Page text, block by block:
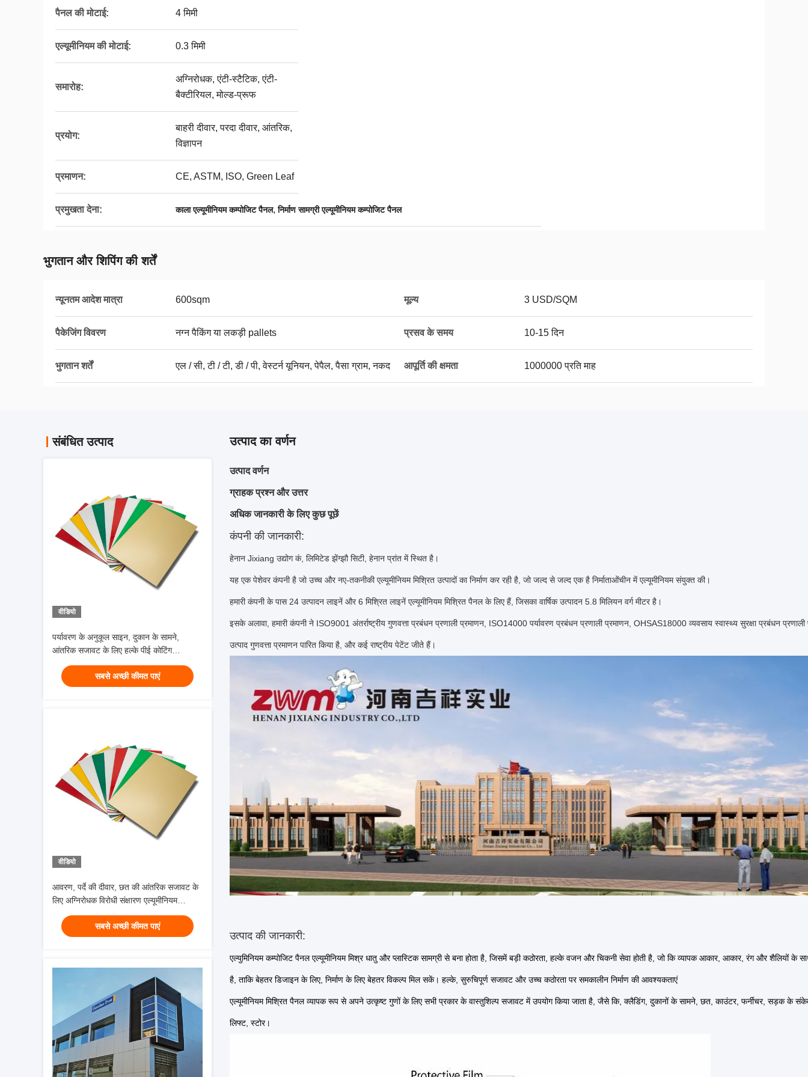
पैनल की मोटाई: 4 मिमी
एल्यूमीनियम की मोटाई: 0.3 मिमी
समारोह:
अग्निरोधक, एंटी-स्टैटिक, एंटी-
बैक्टीरियल, मोल्ड-प्रूफ
प्रयोग:
बाहरी दीवार, परदा दीवार, आंतरिक,
विज्ञापन
प्रमाणन: CE, ASTM, ISO, Green Leaf
प्रमुखता देना: काला एल्यूमीनियम कम्पोजिट पैनल,निर्माण सामग्री एल्यूमीनियम कम्पोजिट पैनल
भुगतान और शिपिंग की शर्तें
न्यूनतम आदेश मात्रा 600sqm मूल्य 3 USD/SQM
पैकेजिंग विवरण नग्न पैकिंग या लकड़ी pallets प्रसव के समय 10-15 दिन
भुगतान शर्तें एल / सी, टी / टी, डी / पी, वेस्टर्न यूनियन, पेपैल, पैसा ग्राम, नकद आपूर्ति की क्षमता 1000000 प्रति माह
संबंधित उत्पाद
वीडियो
पर्यावरण के अनुकूल साइन, दुकान के सामने,
आंतरिक सजावट के लिए हल्के पीई कोटिंग
एल्यूमीनियम कम्पोजिट पैनल
सबसे अच्छी कीमत पाएं
वीडियो
आवरण, पर्दे की दीवार, छत की आंतरिक सजावट के
लिए अग्निरोधक विरोधी संक्षारण एल्यूमीनियम
कम्पोजिट पैनल
सबसे अच्छी कीमत पाएं
उत्पाद का वर्णन
उत्पाद वर्णन
ग्राहक प्रश्न और उत्तर
अधिक जानकारी के लिए कुछ पूछें
कंपनी की जानकारी:
हेनान Jixiang उद्योग कं, लिमिटेड झेंग्झौ सिटी, हेनान प्रांत में स्थित है।
यह एक पेशेवर कंपनी है जो उच्च और नए-तकनीकी एल्यूमीनियम मिश्रित उत्पादों का निर्माण कर रही है, जो जल्द से जल्द एक है निर्माताओंचीन में एल्यूमीनियम संयुक्त की।
हमारी कंपनी के पास 24 उत्पादन लाइनें और 6 मिश्रित लाइनें एल्यूमीनियम मिश्रित पैनल के लिए हैं, जिसका वार्षिक उत्पादन 5.8 मिलियन वर्ग मीटर है।
इसके अलावा, हमारी कंपनी ने ISO9001 अंतर्राष्ट्रीय गुणवत्ता प्रबंधन प्रणाली प्रमाणन, ISO14000 पर्यावरण प्रबंधन प्रणाली प्रमाणन, OHSAS18000 व्यवसाय स्वास्थ्य सुरक्षा प्रबंधन
उत्पाद गुणवत्ता प्रमाणन पारित किया है, और कई राष्ट्रीय पेटेंट जीते हैं।
उत्पाद की जानकारी:
एल्युमिनियम कम्पोजिट पैनल एल्यूमीनियम मिश्र धातु और प्लास्टिक सामग्री से बना होता है, जिसमें बड़ी कठोरता, हल्के वजन और चिकनी सेवा होती है, जो कि व्यापक आकार, आकार, रंग और शैलियों के
है, ताकि बेहतर डिजाइन के लिए, निर्माण के लिए बेहतर विकल्प मिल सकें। हल्के, सुरुचिपूर्ण सजावट और उच्च कठोरता पर समकालीन निर्माण की आवश्यकताएं
एल्यूमीनियम मिश्रित पैनल व्यापक रूप से अपने उत्कृष्ट गुणों के लिए सभी प्रकार के वास्तुशिल्प सजावट में उपयोग किया जाता है, जैसे कि, क्लैडिंग, दुकानों के सामने, छत, काउंटर, फर्नीचर, सड़क के
लिफ्ट, स्टोर।